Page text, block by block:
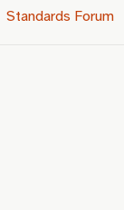
Standards Forum